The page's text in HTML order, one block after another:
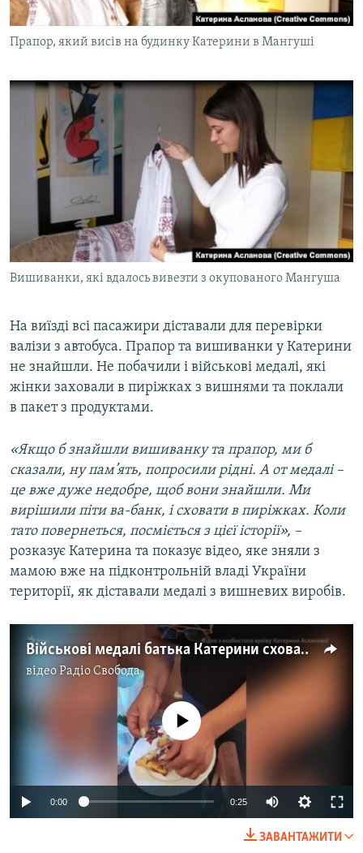
Прапор, який висів на будинку Катерини в Мангуші
Вишиванки, які вдалось вивезти з окупованого Мангуша
На виїзді всі пасажири діставали для перевірки
валізи з автобуса. Прапор та вишиванки у Катерини
не знайшли. Не побачили і військові медалі, які
жінки заховали в пиріжках з вишнями та поклали
в пакет з продуктами.
«Якщо б знайшли вишиванку та прапор, ми б
сказали, ну пам’ять, попросили рідні. А от медалі –
це вже дуже недобре, щоб вони знайшли. Ми
вирішили піти ва-банк, і сховати в пиріжках. Коли
тато повернеться, посміється з цієї історії», –
розказує Катерина та показує відео, яке зняли з
мамою вже на підконтрольній владі України
території, як діставали медалі з вишневих виробів.
Військові медалі батька Катерини сховали в пиріжках з вишнями
відеоРадіо Свобода
No media source currently available
0:00 0:25
ЗАВАНТАЖИТИ